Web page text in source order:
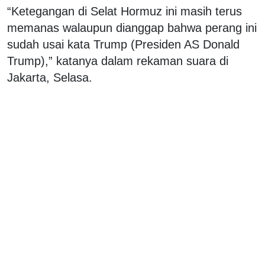
“Ketegangan di Selat Hormuz ini masih terus
memanas walaupun dianggap bahwa perang ini
sudah usai kata Trump (Presiden AS Donald
Trump),” katanya dalam rekaman suara di
Jakarta, Selasa.